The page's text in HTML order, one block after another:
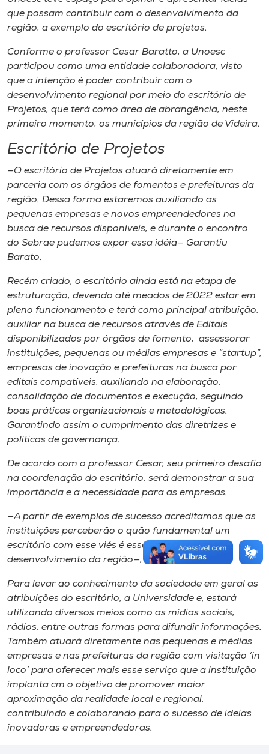
que possam contribuir com o desenvolvimento da
região, a exemplo do escritório de projetos.
Conforme o professor Cesar Baratto, a Unoesc
participou como uma entidade colaboradora, visto
que a intenção é poder contribuir com o
desenvolvimento regional por meio do escritório de
Projetos, que terá como área de abrangência, neste
primeiro momento, os municípios da região de Videira.
Escritório de Projetos
—O escritório de Projetos atuará diretamente em
parceria com os órgãos de fomentos e prefeituras da
região. Dessa forma estaremos auxiliando as
pequenas empresas e novos empreendedores na
busca de recursos disponíveis, e durante o encontro
do Sebrae pudemos expor essa idéia— Garantiu
Barato.
Recém criado, o escritório ainda está na etapa de
estruturação, devendo até meados de 2022 estar em
pleno funcionamento e terá como principal atribuição,
auxiliar na busca de recursos através de Editais
disponibilizados por órgãos de fomento, assessorar
instituições, pequenas ou médias empresas e “startup”,
empresas de inovação e prefeituras na busca por
editais compatíveis, auxiliando na elaboração,
consolidação de documentos e execução, seguindo
boas práticas organizacionais e metodológicas.
Garantindo assim o cumprimento das diretrizes e
políticas de governança.
De acordo com o professor Cesar, seu primeiro desafio
na coordenação do escritório, será demonstrar a sua
importância e a necessidade para as empresas.
—A partir de exemplos de sucesso acreditamos que as
instituições perceberão o quão fundamental um
escritório com esse viés é essencial para o
desenvolvimento da região—, ressaltou.
Para levar ao conhecimento da sociedade em geral as
atribuições do escritório, a Universidade e, estará
utilizando diversos meios como as mídias sociais,
rádios, entre outras formas para difundir informações.
Também atuará diretamente nas pequenas e médias
empresas e nas prefeituras da região com visitação ‘in
loco’ para oferecer mais esse serviço que a instituição
implanta cm o objetivo de promover maior
aproximação da realidade local e regional,
contribuindo e colaborando para o sucesso de ideias
inovadoras e empreendedoras.